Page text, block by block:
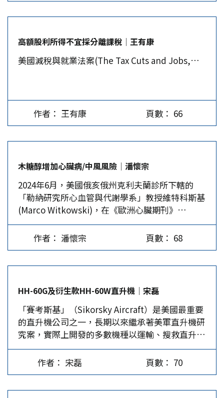
別拖累消費支出及經濟成長。第一季實質個人消費
支出季增年率終值為1.5%，低於市場預期的2%，
顯示消費支出疲軟。第二季實質GDP年增率初值報
陸貿易政策檢討的會議上，公開嚴厲譴責中國大陸
從2001年12月加入WTO後，並未配合WTO的規
範，致力於改革經濟體制，同時朝向市場經濟轉
犯他人的智慧財產權，可以說是忽略市場經濟原
則，使得外國企業難以與中國企業公平競爭。 美
中在WTO針鋒相對 美國在會議上更進一步指出，
對各國企業及勞工的損害日益嚴重。亦即在此種不
公平、不合理的競爭模式下，中國大陸產品在市場
上具有「絕對成本」的優勢。再者，新冠疫情緩和
後，中國面對國內市場需求低迷，無法吸納全部產
出，進而波及經濟成長危機，並未透過結構改革解
決生產過剩的困境，反而以低價行銷全球市場。
從美國控訴中國的思維加以觀察，除了指其採取智
慧財產的侵犯，科技型高端領域透過政策指導介
對開發中國家產生不合理損害。換言之，美國在批
判中國採取侵略性手段或掠奪性(predatory)作法
的同時，將其偏離市場自由競爭的行為形容是「中
國衝擊2.0」(China…
高額股利所得不宜採分離課稅│王有康
美國減稅與就業法案(The Tax Cuts and Jobs,…
作者： 王有康 頁數： 66
木糖醇增加心臟病/中風風險│潘懷宗
2024年6月，美國俄亥俄州克利夫蘭診所下轄的
「勒納研究所心血管與代謝學系」教授維特科斯基
(Marco Witkowski)，在《歐洲心臟期刊》
（European Heart Journal）發表了一篇研究論
文，證實木糖醇(Xylitol)與心臟病和中風等心血管
疾病有關連性。 木糖醇是無糖口香糖、糖果、烘
作者： 潘懷宗 頁數： 68
HH-60G及衍生款HH-60W直升機│宋磊
「賽考斯基」（Sikorsky Aircraft）是美國最重要
的直升機公司之一，長期以來繼承著美軍直升機研
究案，實際上開發的多數機種以運輸、搜救直升機
為主，HH-60G鋪路鷹（Pave Hawk）直升機為舊
款的搜救機種，新款為HH-60W快樂綠巨人二式
（Jolly Green II）直升機，肩負著美軍空中運
作者： 宋磊 頁數： 70